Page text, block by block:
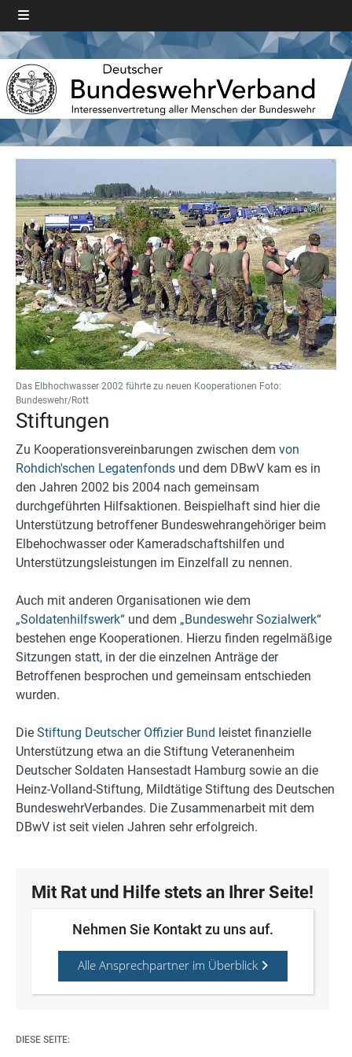
Das Elbhochwasser 2002 führte zu neuen Kooperationen Foto:
Bundeswehr/Rott
Stiftungen
Zu Kooperationsvereinbarungen zwischen dem von
Rohdich'schen Legatenfonds und dem DBwV kam es in
den Jahren 2002 bis 2004 nach gemeinsam
durchgeführten Hilfsaktionen. Beispielhaft sind hier die
Unterstützung betroffener Bundeswehrangehöriger beim
Elbehochwasser oder Kameradschaftshilfen und
Unterstützungsleistungen im Einzelfall zu nennen.
Auch mit anderen Organisationen wie dem
„Soldatenhilfswerk“ und dem „Bundeswehr Sozialwerk“
bestehen enge Kooperationen. Hierzu finden regelmäßige
Sitzungen statt, in der die einzelnen Anträge der
Betroffenen besprochen und gemeinsam entschieden
wurden.
Die Stiftung Deutscher Offizier Bund leistet finanzielle
Unterstützung etwa an die Stiftung Veteranenheim
Deutscher Soldaten Hansestadt Hamburg sowie an die
Heinz-Volland-Stiftung, Mildtätige Stiftung des Deutschen
BundeswehrVerbandes. Die Zusammenarbeit mit dem
DBwV ist seit vielen Jahren sehr erfolgreich.
Mit Rat und Hilfe stets an Ihrer Seite!
Nehmen Sie Kontakt zu uns auf.
Alle Ansprechpartner im Überblick
DIESE SEITE: